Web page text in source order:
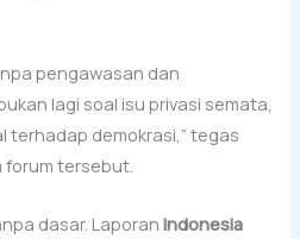
pengawasan dan
lagi soal isu privasi semata,
terhadap demokrasi,” tegas
tersebut.
dasar. LaporanIndonesia